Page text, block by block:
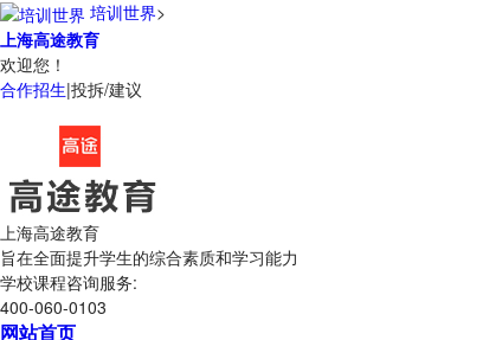
培训世界>
上海高途教育
欢迎您！
合作招生|投拆/建议
上海高途教育
旨在全面提升学生的综合素质和学习能力
学校课程咨询服务:
400-060-0103
网站首页